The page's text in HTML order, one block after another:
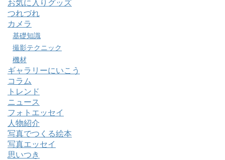
お気に入りグッズ
つれづれ
カメラ
基礎知識
撮影テクニック
機材
ギャラリーにいこう
コラム
トレンド
ニュース
フォトエッセイ
人物紹介
写真でつくる絵本
写真エッセイ
思いつき